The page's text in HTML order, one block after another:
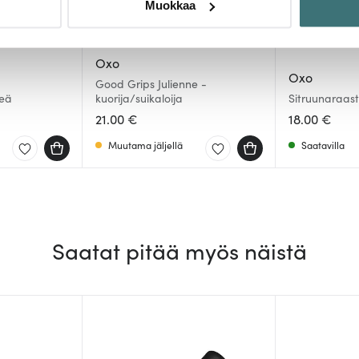
Lisäksi jaamme sosiaalisen median, mainosalan ja
miten käytät sivustoamme. Kumppanimme voivat yhdistää
Muokkaa
Oxo
Good Grips Julienne -
kuorija/suikaloija
21.00 €
Muutama jäljellä
Oxo
18.00 €
Saatavilla
Saatat pitää myös näistä